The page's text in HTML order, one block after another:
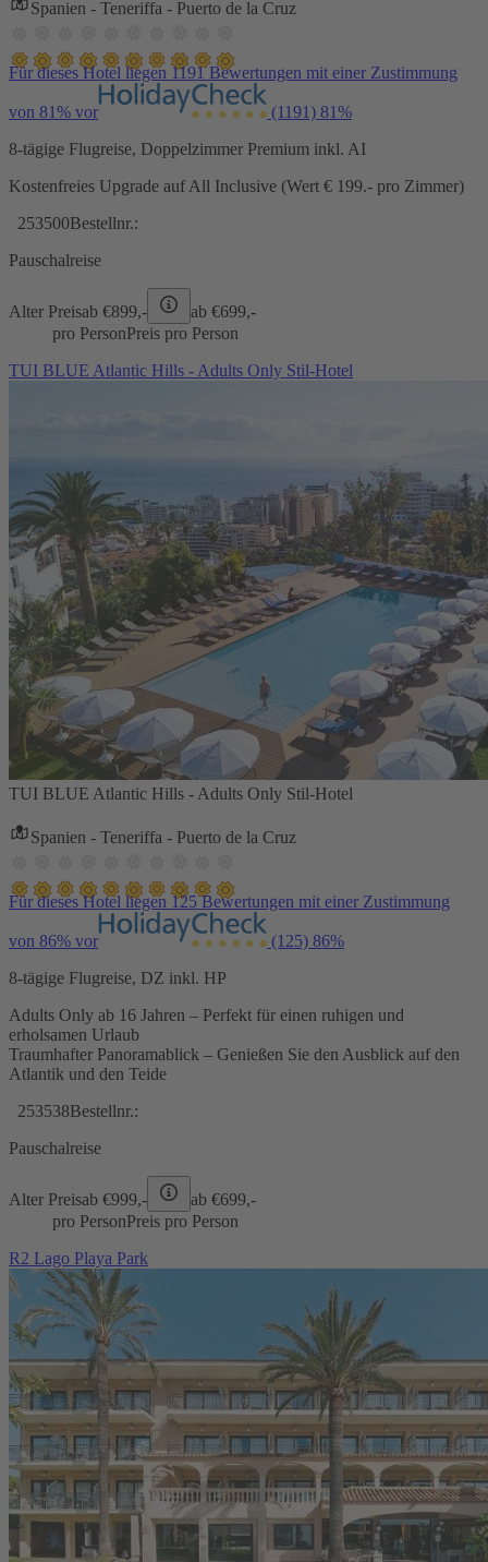
Spanien - Teneriffa - Puerto de la Cruz
Für dieses Hotel liegen 1191 Bewertungen mit einer Zustimmung
von 81% vor (1191) 81%
8-tägige Flugreise, Doppelzimmer Premium inkl. AI
Kostenfreies Upgrade auf All Inclusive (Wert € 199.- pro Zimmer)
253500Bestellnr.:
Pauschalreise
Alter Preisab €899,- ab €699,-
pro PersonPreis pro Person
TUI BLUE Atlantic Hills - Adults Only Stil-Hotel
TUI BLUE Atlantic Hills - Adults Only Stil-Hotel
Spanien - Teneriffa - Puerto de la Cruz
Für dieses Hotel liegen 125 Bewertungen mit einer Zustimmung
von 86% vor (125) 86%
8-tägige Flugreise, DZ inkl. HP
Adults Only ab 16 Jahren – Perfekt für einen ruhigen und
erholsamen Urlaub
Traumhafter Panoramablick – Genießen Sie den Ausblick auf den
Atlantik und den Teide
253538Bestellnr.:
Pauschalreise
Alter Preisab €999,- ab €699,-
pro PersonPreis pro Person
R2 Lago Playa Park